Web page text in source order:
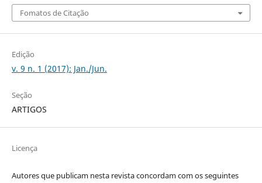
Fomatos de Citação
Edição
v. 9 n. 1 (2017): Jan./Jun.
Seção
ARTIGOS
Licença
Autores que publicam nesta revista concordam com os seguintes